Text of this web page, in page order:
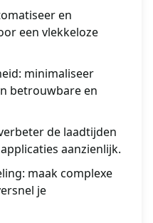
en
een vlekkeloze
minimaliseer
betrouwbare en
de laadtijden
aanzienlijk.
maak complexe
je